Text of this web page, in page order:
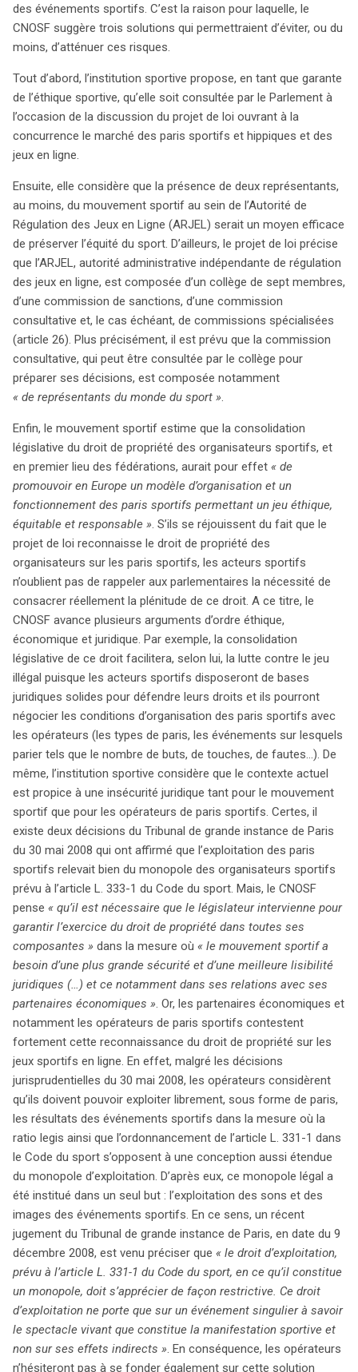
des événements sportifs. C’est la raison pour laquelle, le
CNOSF suggère trois solutions qui permettraient d’éviter, ou du
moins, d’atténuer ces risques.
Tout d’abord, l’institution sportive propose, en tant que garante
de l’éthique sportive, qu’elle soit consultée par le Parlement à
l’occasion de la discussion du projet de loi ouvrant à la
concurrence le marché des paris sportifs et hippiques et des
jeux en ligne.
Ensuite, elle considère que la présence de deux représentants,
au moins, du mouvement sportif au sein de l’Autorité de
Régulation des Jeux en Ligne (ARJEL) serait un moyen efficace
de préserver l’équité du sport. D’ailleurs, le projet de loi précise
que l’ARJEL, autorité administrative indépendante de régulation
des jeux en ligne, est composée d’un collège de sept membres,
d’une commission de sanctions, d’une commission
consultative et, le cas échéant, de commissions spécialisées
(article 26). Plus précisément, il est prévu que la commission
consultative, qui peut être consultée par le collège pour
préparer ses décisions, est composée notamment
« de représentants du monde du sport ».
Enfin, le mouvement sportif estime que la consolidation
législative du droit de propriété des organisateurs sportifs, et
en premier lieu des fédérations, aurait pour effet « de
promouvoir en Europe un modèle d’organisation et un
fonctionnement des paris sportifs permettant un jeu éthique,
équitable et responsable ». S’ils se réjouissent du fait que le
projet de loi reconnaisse le droit de propriété des
organisateurs sur les paris sportifs, les acteurs sportifs
n’oublient pas de rappeler aux parlementaires la nécessité de
consacrer réellement la plénitude de ce droit. A ce titre, le
CNOSF avance plusieurs arguments d’ordre éthique,
économique et juridique. Par exemple, la consolidation
législative de ce droit facilitera, selon lui, la lutte contre le jeu
illégal puisque les acteurs sportifs disposeront de bases
juridiques solides pour défendre leurs droits et ils pourront
négocier les conditions d’organisation des paris sportifs avec
les opérateurs (les types de paris, les événements sur lesquels
parier tels que le nombre de buts, de touches, de fautes…). De
même, l’institution sportive considère que le contexte actuel
est propice à une insécurité juridique tant pour le mouvement
sportif que pour les opérateurs de paris sportifs. Certes, il
existe deux décisions du Tribunal de grande instance de Paris
du 30 mai 2008 qui ont affirmé que l’exploitation des paris
sportifs relevait bien du monopole des organisateurs sportifs
prévu à l’article L. 333-1 du Code du sport. Mais, le CNOSF
pense « qu’il est nécessaire que le législateur intervienne pour
garantir l’exercice du droit de propriété dans toutes ses
composantes » dans la mesure où « le mouvement sportif a
besoin d’une plus grande sécurité et d’une meilleure lisibilité
juridiques (…) et ce notamment dans ses relations avec ses
partenaires économiques ». Or, les partenaires économiques et
notamment les opérateurs de paris sportifs contestent
fortement cette reconnaissance du droit de propriété sur les
jeux sportifs en ligne. En effet, malgré les décisions
jurisprudentielles du 30 mai 2008, les opérateurs considèrent
qu’ils doivent pouvoir exploiter librement, sous forme de paris,
les résultats des événements sportifs dans la mesure où la
ratio legis ainsi que l’ordonnancement de l’article L. 331-1 dans
le Code du sport s’opposent à une conception aussi étendue
du monopole d’exploitation. D’après eux, ce monopole légal a
été institué dans un seul but : l’exploitation des sons et des
images des événements sportifs. En ce sens, un récent
jugement du Tribunal de grande instance de Paris, en date du 9
décembre 2008, est venu préciser que « le droit d’exploitation,
prévu à l’article L. 331-1 du Code du sport, en ce qu’il constitue
un monopole, doit s’apprécier de façon restrictive. Ce droit
d’exploitation ne porte que sur un événement singulier à savoir
le spectacle vivant que constitue la manifestation sportive et
non sur ses effets indirects ». En conséquence, les opérateurs
n’hésiteront pas à se fonder également sur cette solution